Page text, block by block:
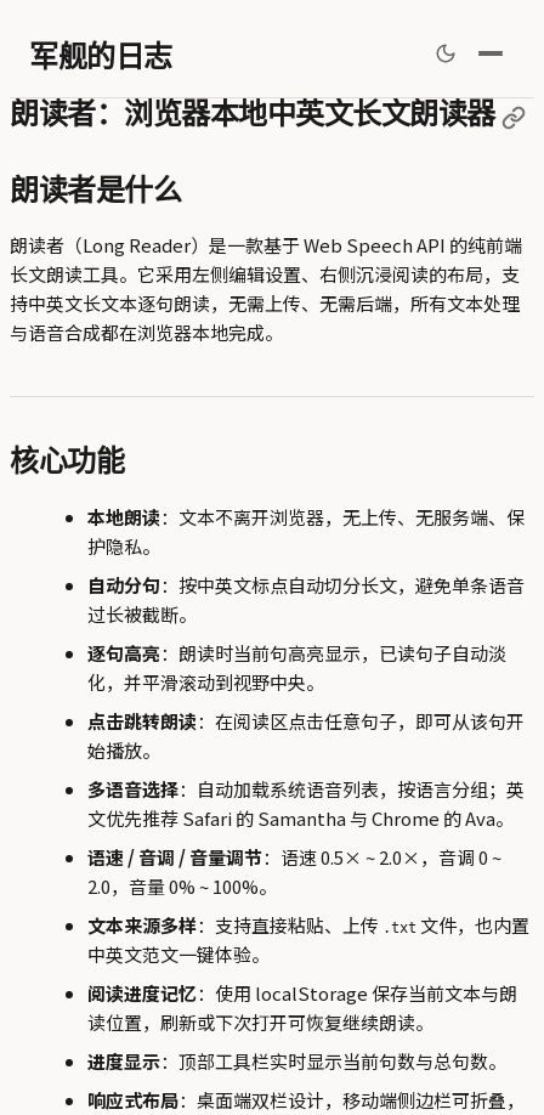
军舰的日志
朗读者：浏览器本地中英文长文朗读器
朗读者是什么
朗读者（Long Reader）是一款基于 Web Speech API 的纯前端
长文朗读工具。它采用左侧编辑设置、右侧沉浸阅读的布局，支
持中英文长文本逐句朗读，无需上传、无需后端，所有文本处理
与语音合成都在浏览器本地完成。
核心功能
本地朗读：文本不离开浏览器，无上传、无服务端、保
护隐私。
自动分句：按中英文标点自动切分长文，避免单条语音
过长被截断。
逐句高亮：朗读时当前句高亮显示，已读句子自动淡
化，并平滑滚动到视野中央。
点击跳转朗读：在阅读区点击任意句子，即可从该句开
始播放。
多语音选择：自动加载系统语音列表，按语言分组；英
文优先推荐 Safari 的 Samantha 与 Chrome 的 Ava。
语速 / 音调 / 音量调节：语速 0.5× ~ 2.0×，音调 0 ~
2.0，音量 0% ~ 100%。
文本来源多样：支持直接粘贴、上传 .txt 文件，也内置
中英文范文一键体验。
阅读进度记忆：使用 localStorage 保存当前文本与朗
读位置，刷新或下次打开可恢复继续朗读。
进度显示：顶部工具栏实时显示当前句数与总句数。
响应式布局：桌面端双栏设计，移动端侧边栏可折叠，